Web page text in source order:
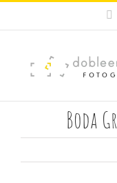
Saltar
contenido
Boda